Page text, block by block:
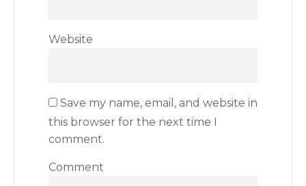
Website
Save my name, email, and website in
this browser for the next time I
comment.
Comment